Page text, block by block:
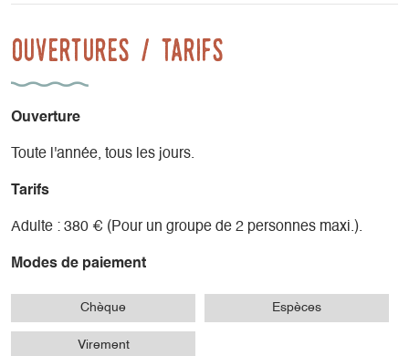
Ouvertures / tarifs
Ouverture
Toute l'année, tous les jours.
Tarifs
Adulte : 380 € (Pour un groupe de 2 personnes maxi.).
Modes de paiement
Chèque Espèces
Virement